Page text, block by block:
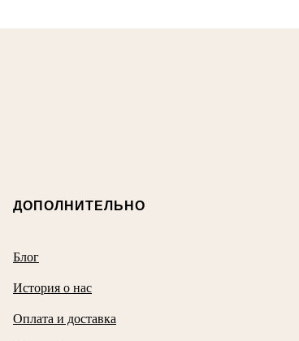
ДОПОЛНИТЕЛЬНО
Блог
История о нас
Оплата и доставка